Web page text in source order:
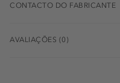
CONTACTO DO FABRICANTE
AVALIAÇÕES (0)